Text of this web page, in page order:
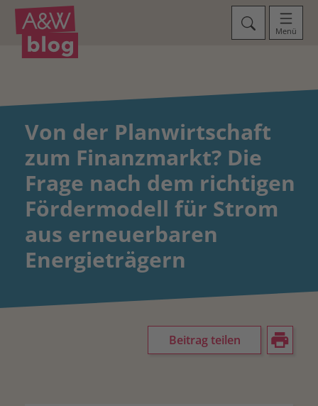
Menü
Von der Planwirtschaft
zum Finanzmarkt? Die
Frage nach dem richtigen
Fördermodell für Strom
aus erneuerbaren
Energieträgern
Beitrag teilen